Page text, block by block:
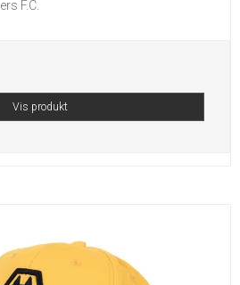
F.C.
Vis produkt